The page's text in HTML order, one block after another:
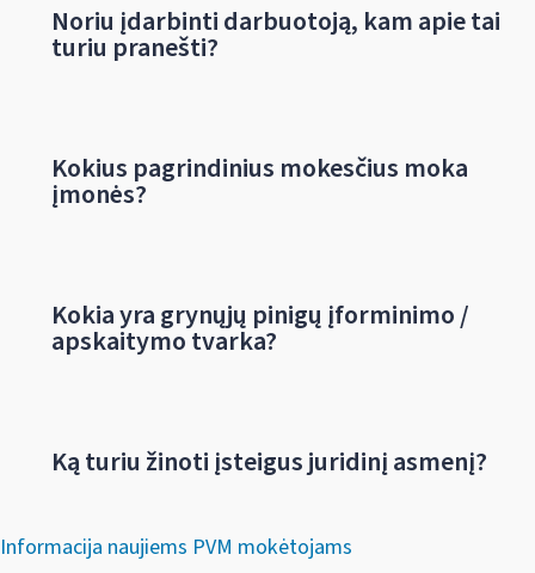
Noriu įdarbinti darbuotoją, kam apie tai
turiu pranešti?
Kokius pagrindinius mokesčius moka
įmonės?
Kokia yra grynųjų pinigų įforminimo /
apskaitymo tvarka?
Ką turiu žinoti įsteigus juridinį asmenį?
Informacija naujiems PVM mokėtojams